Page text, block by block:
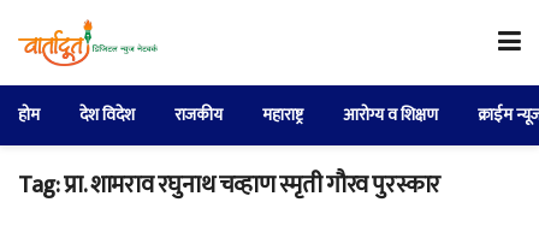
होम देश विदेश राजकीय महाराष्ट्र आरोग्य व शिक्षण क्राईम
Tag:प्रा. शामराव रघुनाथ चव्हाण स्मृती गौरव पुरस्कार